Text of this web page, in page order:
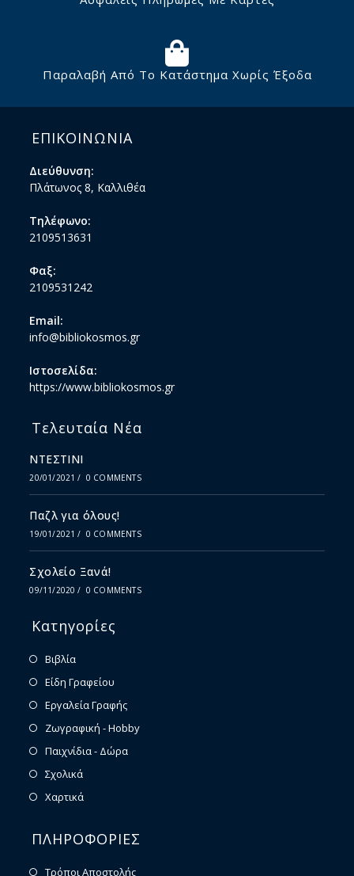
Παραλαβή Από Το Κατάστημα Χωρίς Έξοδα
ΕΠΙΚΟΙΝΩΝΙΑ
Διεύθυνση:
Πλάτωνος 8, Καλλιθέα
Τηλέφωνο:
2109513631
Φαξ:
2109531242
Email:
info@bibliokosmos.gr
Ιστοσελίδα:
https://www.bibliokosmos.gr
Τελευταία Νέα
ΝΤΕΣΤΙΝΙ
20/01/2021 / 0 COMMENTS
Παζλ για όλους!
19/01/2021 / 0 COMMENTS
Σχολείο Ξανά!
09/11/2020 / 0 COMMENTS
Κατηγορίες
Βιβλία
Είδη Γραφείου
Εργαλεία Γραφής
Ζωγραφική - Hobby
Παιχνίδια - Δώρα
Σχολικά
Χαρτικά
ΠΛΗΡΟΦΟΡΙΕΣ
Τρόποι Αποστολής